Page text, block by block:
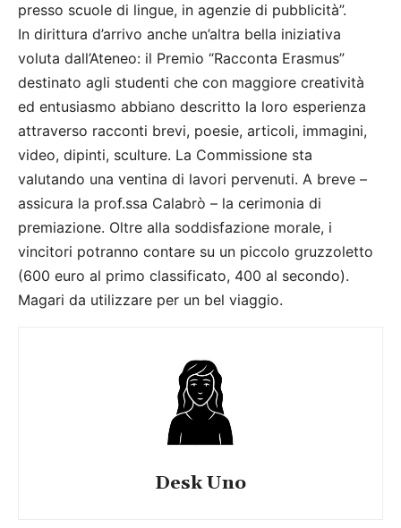
presso scuole di lingue, in agenzie di pubblicità”.
In dirittura d’arrivo anche un’altra bella iniziativa
voluta dall’Ateneo: il Premio “Racconta Erasmus”
destinato agli studenti che con maggiore creatività
ed entusiasmo abbiano descritto la loro esperienza
attraverso racconti brevi, poesie, articoli, immagini,
video, dipinti, sculture. La Commissione sta
valutando una ventina di lavori pervenuti. A breve –
assicura la prof.ssa Calabrò – la cerimonia di
premiazione. Oltre alla soddisfazione morale, i
vincitori potranno contare su un piccolo gruzzoletto
(600 euro al primo classificato, 400 al secondo).
Magari da utilizzare per un bel viaggio.
Desk Uno